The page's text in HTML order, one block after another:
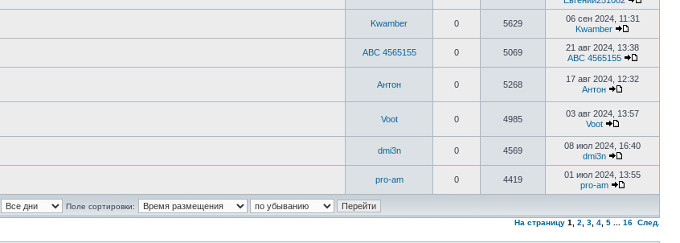
Kwamber 0 5629
06 сен 2024, 11:31
Kwamber
ABC 4565155 0 5069
21 авг 2024, 13:38
ABC 4565155
Антон 0 5268
17 авг 2024, 12:32
Антон
Voot 0 4985
03 авг 2024, 13:57
Voot
dmi3n 0 4569
08 июл 2024, 16:40
dmi3n
pro-am 0 4419
01 июл 2024, 13:55
pro-am
Поле сортировки:
На страницу 1 2 3 4 5 16 След.